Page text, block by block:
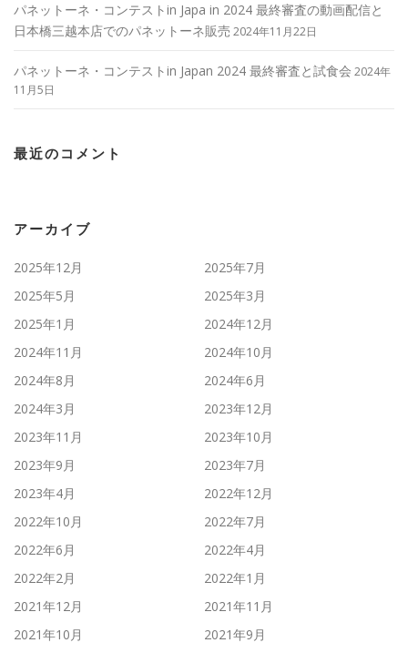
パネットーネ・コンテストin Japa in 2024 最終審査の動画配信と
日本橋三越本店でのパネットーネ販売 2024年11月22日
パネットーネ・コンテストin Japan 2024 最終審査と試食会 2024年
11月5日
最近のコメント
アーカイブ
2025年12月
2025年7月
2025年5月
2025年3月
2025年1月
2024年12月
2024年11月
2024年10月
2024年8月
2024年6月
2024年3月
2023年12月
2023年11月
2023年10月
2023年9月
2023年7月
2023年4月
2022年12月
2022年10月
2022年7月
2022年6月
2022年4月
2022年2月
2022年1月
2021年12月
2021年11月
2021年10月
2021年9月